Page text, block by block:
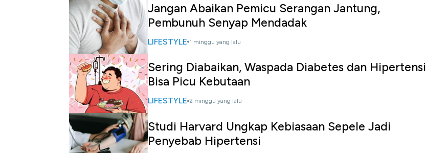
Jangan Abaikan Pemicu Serangan Jantung,
Pembunuh Senyap Mendadak
LIFESTYLE 1 minggu yang lalu
Sering Diabaikan, Waspada Diabetes dan Hipertensi
Bisa Picu Kebutaan
LIFESTYLE 2 minggu yang lalu
Studi Harvard Ungkap Kebiasaan Sepele Jadi
Penyebab Hipertensi